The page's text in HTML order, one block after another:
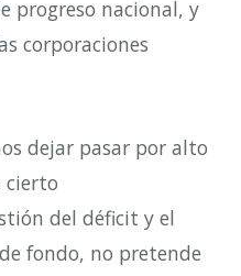
progreso nacional, y
corporaciones
dejar pasar por alto
cierto
del déficit y el
fondo, no pretende